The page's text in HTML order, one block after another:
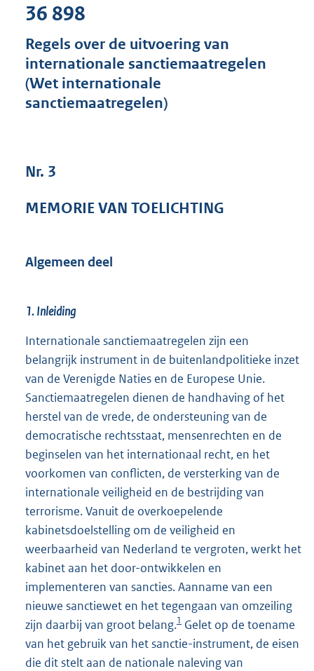
s
g
1
36 898
Regels over de uitvoering van
internationale sanctiemaatregelen
(Wet internationale
sanctiemaatregelen)
Nr. 3
MEMORIE VAN TOELICHTING
Algemeen deel
1. Inleiding
Internationale sanctiemaatregelen zijn een
belangrijk instrument in de buitenlandpolitieke inzet
van de Verenigde Naties en de Europese Unie.
Sanctiemaatregelen dienen de handhaving of het
herstel van de vrede, de ondersteuning van de
democratische rechtsstaat, mensenrechten en de
beginselen van het internationaal recht, en het
voorkomen van conflicten, de versterking van de
internationale veiligheid en de bestrijding van
terrorisme. Vanuit de overkoepelende
kabinetsdoelstelling om de veiligheid en
weerbaarheid van Nederland te vergroten, werkt het
kabinet aan het door-ontwikkelen en
implementeren van sancties. Aanname van een
nieuwe sanctiewet en het tegengaan van omzeiling
zijn daarbij van groot belang.1 Gelet op de toename
van het gebruik van het sanctie-instrument, de eisen
die dit stelt aan de nationale naleving van